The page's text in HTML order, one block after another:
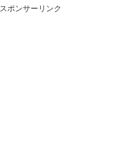
スポンサーリンク